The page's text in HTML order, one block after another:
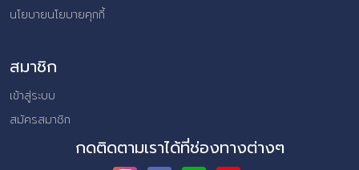
นโยบายนโยบายคุกกี้
สมาชิก
เข้าสู่ระบบ
สมัครสมาชิก
กดติดตามเราได้ที่ช่องทางต่างๆ